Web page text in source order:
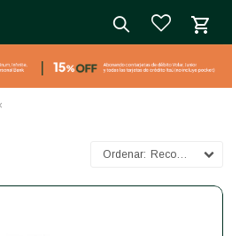
Recomendados